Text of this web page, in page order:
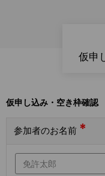
仮申
仮申し込み・空き枠確認
参加者のお名前 *